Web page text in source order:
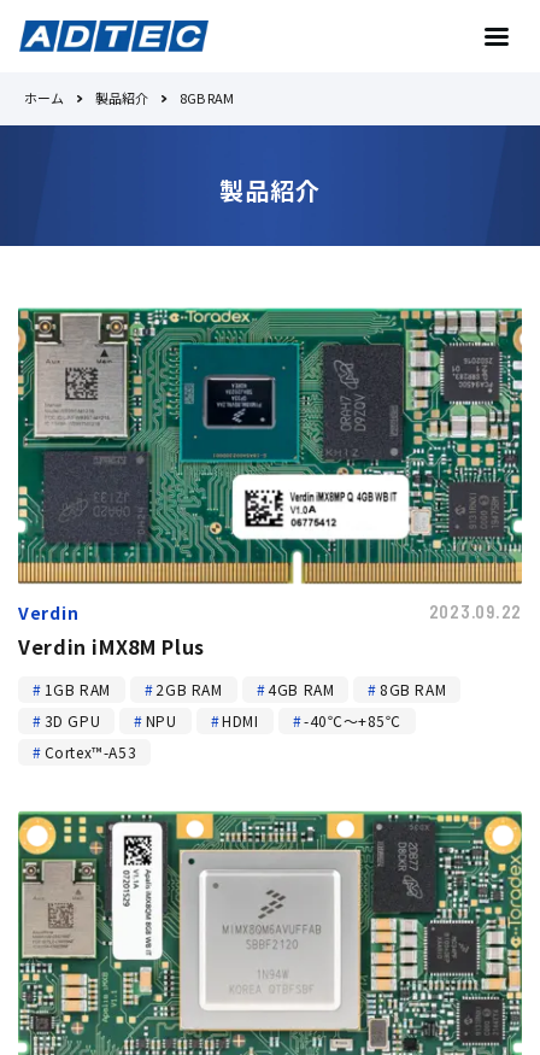
Toradexとは
No.1の理由
製品紹介
事例紹介
トピックス
お問い合わせ
ホーム 製品紹介 8GB RAM
製品紹介
Verdin 2023.09.22
Verdin iMX8M Plus
1GB RAM 2GB RAM 4GB RAM
8GB RAM
3D GPU
NPU HDMI
-40℃～+85℃
Cortex™-A53